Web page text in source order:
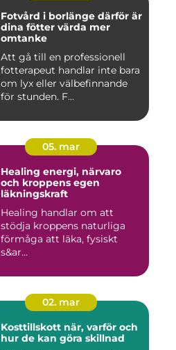
Fotvård i borlänge därför är
dina fötter värda mer
omtanke
Att gå till en professionell
fotterapeut handlar inte bara
om lyx eller välbefinnande
för stunden. F...
05. mar
Healing energi, närvaro
och kroppens egen
läkningskraft
Healing handlar om att
stödja kroppens naturliga
förmåga att läka, fysiskt
s&ar...
02. mar
Kosttillskott när, varför och
hur de kan göra skillnad